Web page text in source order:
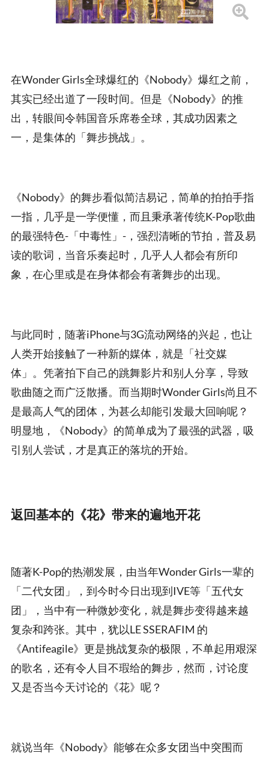
在Wonder Girls全球爆红的《Nobody》爆红之前，
其实已经出道了一段时间。但是《Nobody》的推
出，转眼间令韩国音乐席卷全球，其成功因素之
一，是集体的「舞步挑战」。
《Nobody》的舞步看似简洁易记，简单的拍拍手指
一指，几乎是一学便懂，而且秉承著传统K-Pop歌曲
的最强特色-「中毒性」-，强烈清晰的节拍，普及易
读的歌词，当音乐奏起时，几乎人人都会有所印
象，在心里或是在身体都会有著舞步的出现。
与此同时，随著iPhone与3G流动网络的兴起，也让
人类开始接触了一种新的媒体，就是「社交媒
体」。凭著拍下自己的跳舞影片和别人分享，导致
歌曲随之而广泛散播。而当期时Wonder Girls尚且不
是最高人气的团体，为甚么却能引发最大回响呢？
明显地，《Nobody》的简单成为了最强的武器，吸
引别人尝试，才是真正的落坑的开始。
返回基本的《花》带来的遍地开花
随著K-Pop的热潮发展，由当年Wonder Girls一辈的
「二代女团」，到今时今日出现到IVE等「五代女
团」，当中有一种微妙变化，就是舞步变得越来越
复杂和跨张。其中，犹以LE SSERAFIM 的
《Antifeagile》更是挑战复杂的极限，不单起用艰深
的歌名，还有令人目不瑕给的舞步，然而，讨论度
又是否当今天讨论的《花》呢？
就说当年《Nobody》能够在众多女团当中突围而